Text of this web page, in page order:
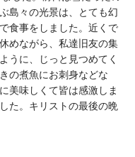
島々の光景は、とても幻
食事をしました。近くで
めながら、私達旧友の集
うに、じっと見つめてく
の煮魚にお刺身などな
美味しくて皆は感激しま
た。キリストの最後の晩